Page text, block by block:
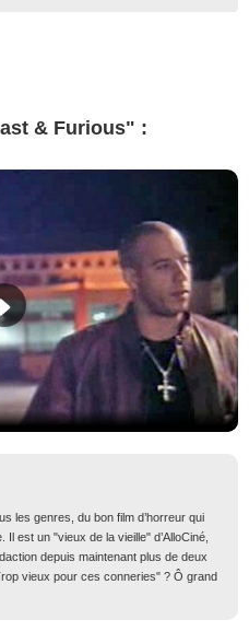
& Furious" :
les genres, du bon film d’horreur qui
est un "vieux de la vieille" d’AlloCiné,
depuis maintenant plus de deux
vieux pour ces conneries" ? Ô grand